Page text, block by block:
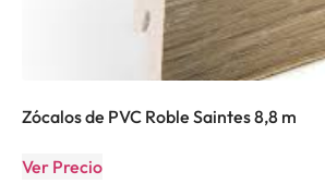
Zócalos de PVC Roble Saintes 8,8 m
Ver Precio